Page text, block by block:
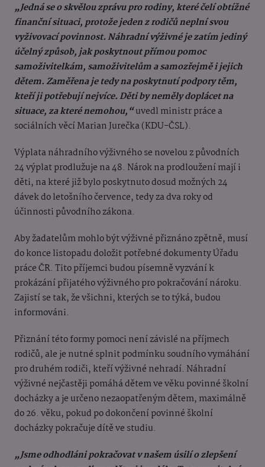
„Jedná se o skvělou zprávu pro rodiny, které čelí obtížné
finanční situaci, protože jeden z rodičů neplní svou
vyživovací povinnost. Náhradní výživné je zatím jediný
účelný způsob, jak poskytnout přímou pomoc
samoživitelkám, samoživitelům a samozřejmě i jejich
dětem. Zaměřena je tedy na poskytnutí podpory těm,
kteří ji potřebují nejvíce. Děti by neměly doplácet na
situace, za které nemohou,“uvedl ministr práce a
sociálních věcí Marian Jurečka (KDU-ČSL).
Výplata náhradního výživného se novelou z původních
24 výplat prodlužuje na 48. Nárok na prodloužení mají i
děti, na které již bylo poskytnuto dosud možných 24
dávek do letošního července, tedy za dva roky od
účinnosti původního zákona.
Aby žadatelům mohlo být výživné přiznáno zpětně, musí
do konce listopadu doložit potřebné dokumenty Úřadu
práce ČR. Tito příjemci budou písemně vyzvání k
prokázání přijatého výživného pro pokračování nároku.
Zajistí se tak, že všichni, kterých se to týká, budou
informováni.
Přiznání této formy pomoci není závislé na příjmech
rodičů, ale je nutné splnit podmínku soudního vymáhání
pro druhém rodiči, kteří výživné nehradí. Náhradní
výživné nejčastěji pomáhá dětem ve věku povinné školní
docházky a je určeno nezaopatřeným dětem, maximálně
do 26. věku, pokud po dokončení povinné školní
docházky pokračuje dítě ve studiu.
„Jsme odhodláni pokračovat v našem úsilí o zlepšení